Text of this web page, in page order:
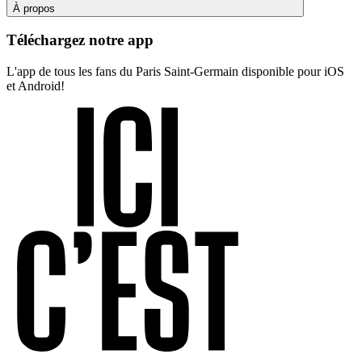
À propos
Téléchargez notre app
L'app de tous les fans du Paris Saint-Germain disponible pour iOS
et Android!